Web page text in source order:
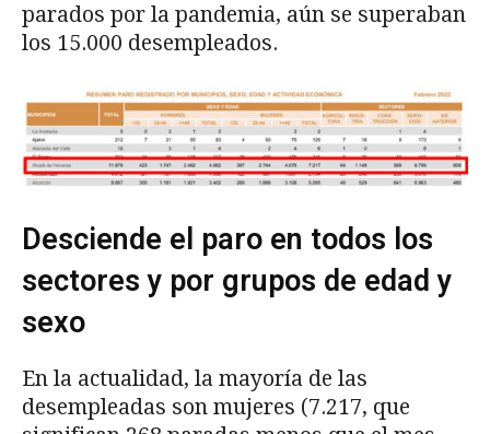
parados por la pandemia, aún se superaban
los 15.000 desempleados.
Desciende el paro en todos los
sectores y por grupos de edad y
sexo
En la actualidad, la mayoría de las
desempleadas son mujeres (7.217, que